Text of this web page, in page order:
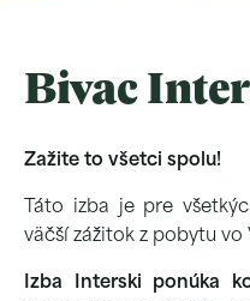
Bivac
Zažite to všetci spolu!
Táto izba je pre
väčší zážitok z pobytu vo
Izba Interski ponúka